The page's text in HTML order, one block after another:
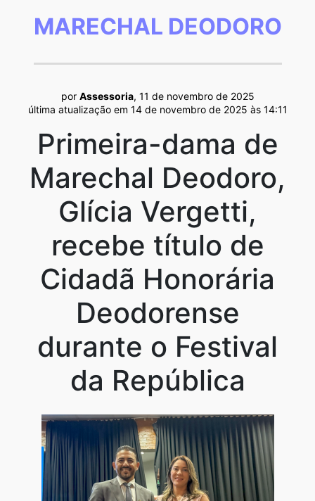
MARECHAL DEODORO
por Assessoria, 11 de novembro de 2025
última atualização em 14 de novembro de 2025 às 14:11
Primeira-dama de
Marechal Deodoro,
Glícia Vergetti,
recebe título de
Cidadã Honorária
Deodorense
durante o Festival
da República